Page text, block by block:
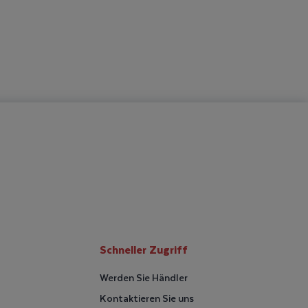
Schneller Zugriff
Werden Sie Händler
Kontaktieren Sie uns